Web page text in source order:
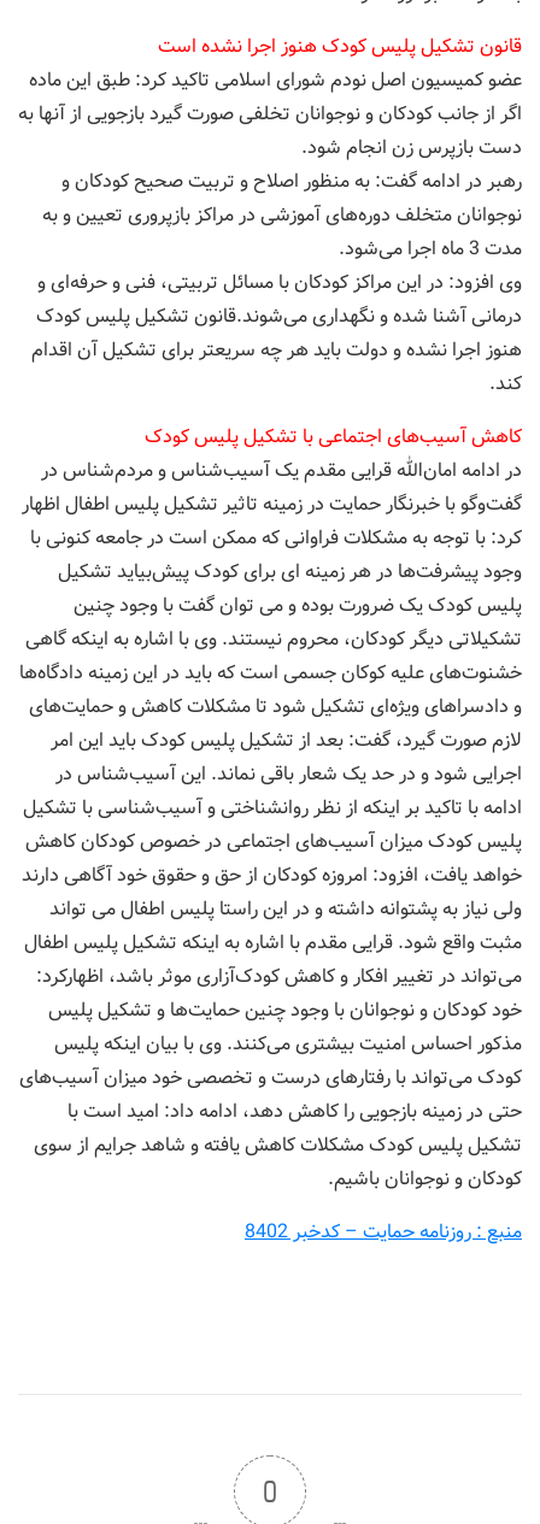
قانون تشکیل پلیس کودک هنوز اجرا نشده است
عضو کمیسیون اصل نودم شورای اسلامی تاکید کرد: طبق این ماده
اگر از جانب کودکان و نوجوانان تخلفی صورت گیرد بازجویی از آنها به
دست بازپرس زن انجام شود.
رهبر در ادامه گفت: به منظور اصلاح و تربیت صحیح کودکان و
نوجوانان متخلف دوره‌های آموزشی در مراکز بازپروری تعیین و به
مدت 3 ماه اجرا می‌شود.
وی افزود: در این مراکز کودکان با مسائل تربیتی، فنی و حرفه‌ای و
درمانی آشنا شده و نگهداری می‌شوند.قانون تشکیل پلیس کودک
هنوز اجرا نشده و دولت باید هر چه سریعتر برای تشکیل آن اقدام
کند.
کاهش آسیب‌های اجتماعی با تشکیل پلیس کودک
در ادامه امان‌الله قرایی مقدم یک آسیب‌شناس و مردم‌شناس در
گفت‌و‌گو با خبرنگار حمایت در زمینه تاثیر تشکیل پلیس اطفال اظهار
کرد: با توجه به مشکلات فراوانی که ممکن است در جامعه کنونی با
وجود پیشرفت‌ها در هر زمینه ای برای کودک پیش‌بیاید تشکیل
پلیس کودک یک ضرورت بوده و می توان گفت با وجود چنین
تشکیلاتی دیگر کودکان، محروم نیستند. وی با اشاره به اینکه گاهی
خشنوت‌های علیه کوکان جسمی است که باید در این زمینه دادگاه‌ها
و داد‌سراهای ویژه‌ای تشکیل شود تا مشکلات کاهش و حمایت‌های
لازم صورت گیرد، گفت: بعد از تشکیل پلیس کودک باید این امر
اجرایی شود و در حد یک شعار باقی نماند. این آسیب‌شناس در
ادامه با تاکید بر اینکه از نظر روانشناختی و آسیب‌شناسی با تشکیل
پلیس کودک میزان آسیب‌های اجتماعی در خصوص کودکان کاهش
خواهد یافت، افزود: امروزه کودکان از حق و حقوق خود آگاهی دارند
ولی نیاز به پشتوانه داشته و در این راستا پلیس اطفال می تواند
مثبت واقع شود. قرایی مقدم با اشاره به اینکه تشکیل پلیس اطفال
می‌تواند در تغییر افکار و کاهش کودک‌آزاری موثر باشد، اظهارکرد:
خود کودکان و نوجوانان با وجود چنین حمایت‌ها و تشکیل پلیس
مذکور احساس امنیت بیشتری می‌کنند. وی با بیان اینکه پلیس
کودک می‌تواند با رفتار‌های درست و تخصصی خود میزان آسیب‌های
حتی در زمینه بازجویی را کاهش دهد، ادامه داد: امید است با
تشکیل پلیس کودک مشکلات کاهش یافته و شاهد جرایم از سوی
کودکان و نوجوانان باشیم.
منبع : روزنامه حمایت – کدخبر 8402
0